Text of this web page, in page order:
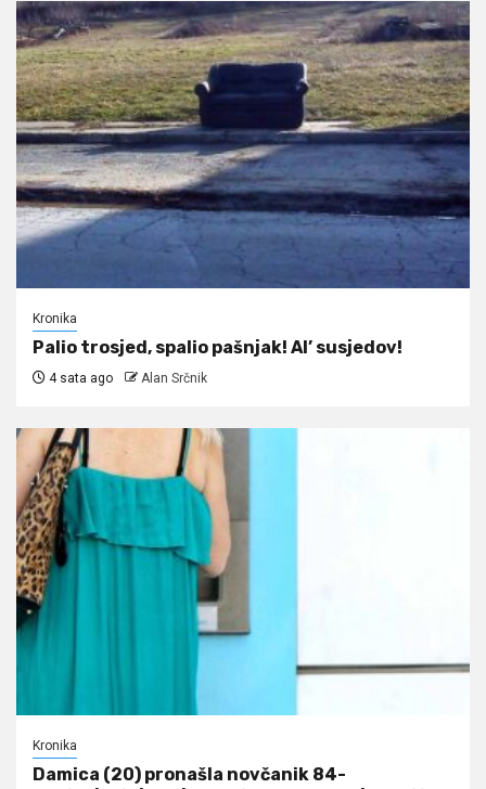
Kronika
Palio trosjed, spalio pašnjak! Al’ susjedov!
4 sata ago Alan Srčnik
Kronika
Damica (20) pronašla novčanik 84-